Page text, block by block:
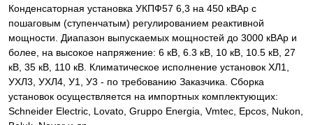
Конденсаторная установка УКПФ57 6,3 на 450 кВАр с
пошаговым (ступенчатым) регулированием реактивной
мощности. Диапазон выпускаемых мощностей до 3000 кВАр и
более, на высокое напряжение: 6 кВ, 6.3 кВ, 10 кВ, 10.5 кВ, 27
кВ, 35 кВ, 110 кВ. Климатическое исполнение установок ХЛ1,
УХЛ3, УХЛ4, У1, У3 - по требованию Заказчика. Сборка
установок осуществляется на импортных комплектующих:
Schneider Electric, Lovato, Gruppo Energia, Vmtec, Epcos, Nukon,